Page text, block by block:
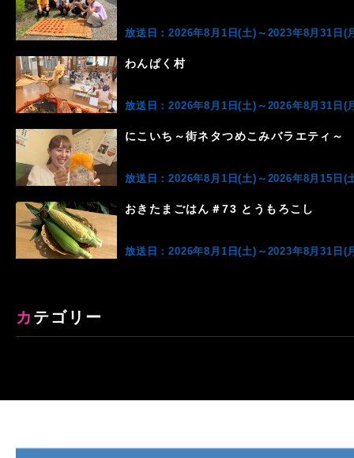
放送日：2026年8月1日(土)～2023年8月31日(
わんぱく村
放送日：2026年8月1日(土)～2026年8月31日(
にこいち～街ネタつめこみバラエティ～
放送日：2026年8月1日(土)～2026年8月15日(
おきたまごはん＃73 とうもろこし
放送日：2026年8月1日(土)～2023年8月31日(
カテゴリー